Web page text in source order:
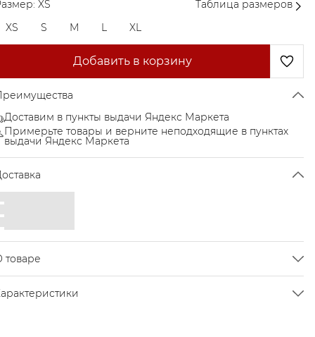
XS
Таблица размеров
XS
S M L XL
Добавить в корзину
Доставим в пункты выдачи Яндекс Маркета
Примерьте товары и верните неподходящие в пунктах
выдачи Яндекс Маркета
товаре
топ для тенниса, фитнеса, кардио или
модель.Эластичная ткань отводит излишки